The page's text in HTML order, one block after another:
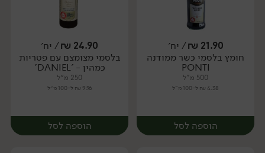
יח׳ יח׳
21.90
₪/ יח׳
חומץ בלסמי כשר ממודנה
PONTI
500 מ"ל
4.38 ₪ ל-100 מ"ל
הוספה לסל
24.90
₪/ יח׳
בלסמי מצומצם עם פטריות
כמהין - 'DANIEL'
250 מ״ל
9.96 ₪ ל-100 מ״ל
הוספה לסל